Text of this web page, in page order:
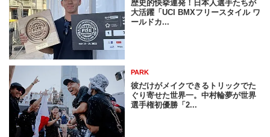
歴史的快挙連発！日本人選手たちが
大活躍「UCI BMXフリースタイル ワ
ールドカ...
PARK
彼だけがメイクできるトリックでた
ぐり寄せた世界一。中村輪夢が世界
選手権初優勝「2...